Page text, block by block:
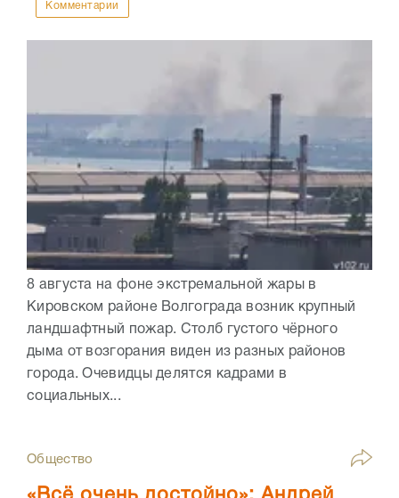
Комментарии
8 августа на фоне экстремальной жары в
Кировском районе Волгограда возник крупный
ландшафтный пожар. Столб густого чёрного
дыма от возгорания виден из разных районов
города. Очевидцы делятся кадрами в
социальных...
Общество